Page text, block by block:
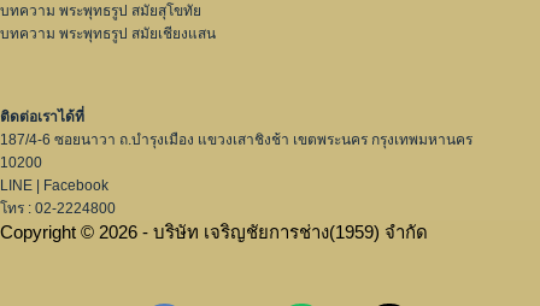
บทความ พระพุทธรูป สมัยสุโขทัย
บทความ พระพุทธรูป สมัยเชียงแสน
ติดต่อเราได้ที่
187/4-6 ซอยนาวา ถ.บำรุงเมือง แขวงเสาชิงช้า เขตพระนคร กรุงเทพมหานคร
10200
LINE
Facebook
โทร : 02-2224800
Copyright © 2026 - บริษัท เจริญชัยการช่าง(1959) จำกัด